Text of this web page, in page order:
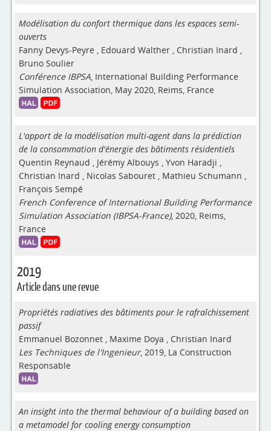
Modélisation du confort thermique dans les espaces semi-
ouverts
Fanny Devys-Peyre , Edouard Walther , Christian Inard ,
Bruno Soulier
Conférence IBPSA, International Building Performance
Simulation Association, May 2020, Reims, France
L'apport de la modélisation multi-agent dans la prédiction
de la consommation d'énergie des bâtiments résidentiels
Quentin Reynaud , Jérémy Albouys , Yvon Haradji ,
Christian Inard , Nicolas Sabouret , Mathieu Schumann ,
François Sempé
French Conference of International Building Performance
Simulation Association (IBPSA-France), 2020, Reims,
France
2019
Article dans une revue
Propriétés radiatives des bâtiments pour le rafraîchissement
passif
Emmanuel Bozonnet , Maxime Doya , Christian Inard
Les Techniques de l'Ingenieur, 2019, La Construction
Responsable
An insight into the thermal behaviour of a building based on
a metamodel for cooling energy consumption